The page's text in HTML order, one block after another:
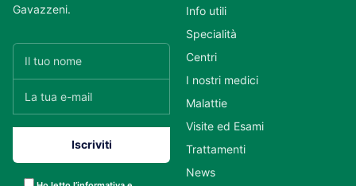
Gavazzeni.
Info utili
Specialità
Centri
I nostri medici
Malattie
Visite ed Esami
Trattamenti
News